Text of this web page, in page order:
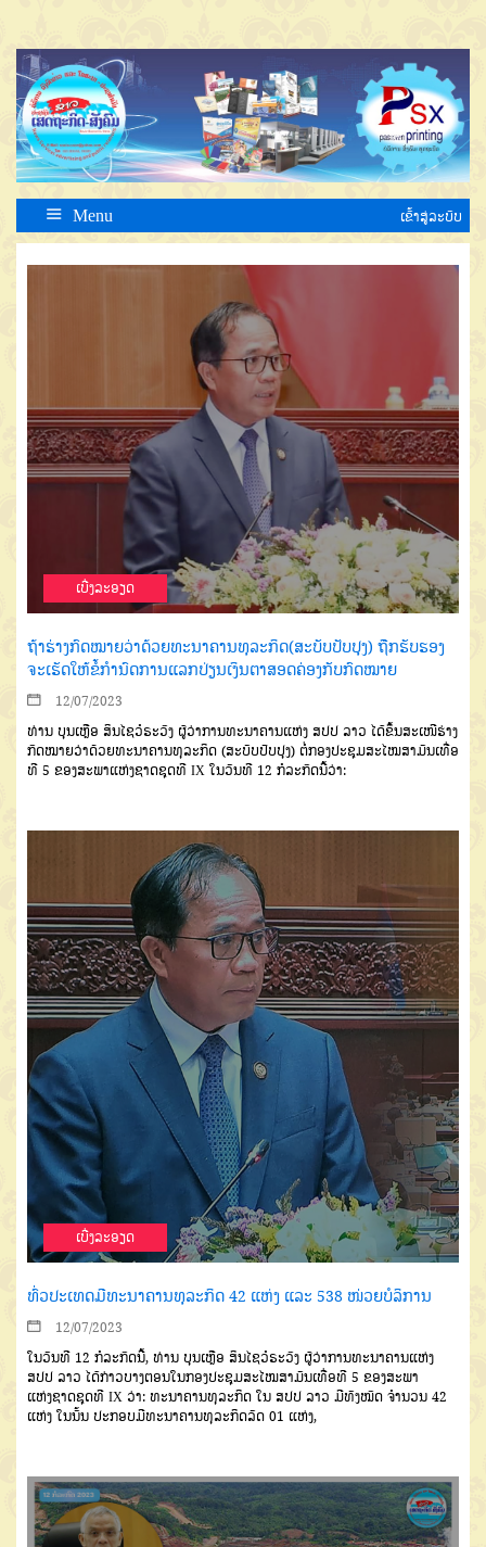
Menu ເຂົ້າສູ່ລະບົບ
ເບີ່ງລະອຽດ
ຖ້າຮ່າງກົດໝາຍວ່າດ້ວຍທະນາຄານທຸລະກິດ(ສະບັບປັບປຸງ) ຖືກຮັບຮອງ
ຈະເຮັດໃຫ້ຂໍ້ກໍານົດການແລກປ່ຽນເງິນຕາສອດຄ່ອງກັບກົດໝາຍ
12/07/2023
ທ່ານ ບຸນເຫຼືອ ສິນໄຊວໍຣະວົງ ຜູ້ວ່າການທະນາຄານແຫ່ງ ສປປ ລາວ ໄດ້ຂຶ້ນສະເໜີຮ່າງ
ກົດໝາຍວ່າດ້ວຍທະນາຄານທຸລະກິດ (ສະບັບປັບປຸງ) ຕໍ່ກອງປະຊຸມສະໄໝສາມັນເທື່ອ
ທີ 5 ຂອງສະພາແຫ່ງຊາດຊຸດທີ IX ໃນວັນທີ 12 ກໍລະກົດນີ້ວ່າ:
ເບີ່ງລະອຽດ
ທົ່ວປະເທດມີທະນາຄານທຸລະກິດ 42 ແຫ່ງ ແລະ 538 ໜ່ວຍບໍລິການ
12/07/2023
ໃນວັນທີ 12 ກໍລະກົດນີ້, ທ່ານ ບຸນເຫຼືອ ສິນໄຊວໍຣະວົງ ຜູ້ວ່າການທະນາຄານແຫ່ງ
ສປປ ລາວ ໄດ້ກ່າວບາງຕອນໃນກອງປະຊຸມສະໄໝສາມັນເທື່ອທີ 5 ຂອງສະພາ
ແຫ່ງຊາດຊຸດທີ IX ວ່າ: ທະນາຄານທຸລະກິດ ໃນ ສປປ ລາວ ມີທັງໝົດ ຈໍານວນ 42
ແຫ່ງ ໃນນັ້ນ ປະກອບມີທະນາຄານທຸລະກິດລັດ 01 ແຫ່ງ,